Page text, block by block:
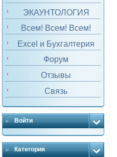
ЭКАУНТОЛОГИЯ
Всем! Всем! Всем!
Excel и Бухгалтерия
Форум
Отзывы
Связь
Войти
Категория